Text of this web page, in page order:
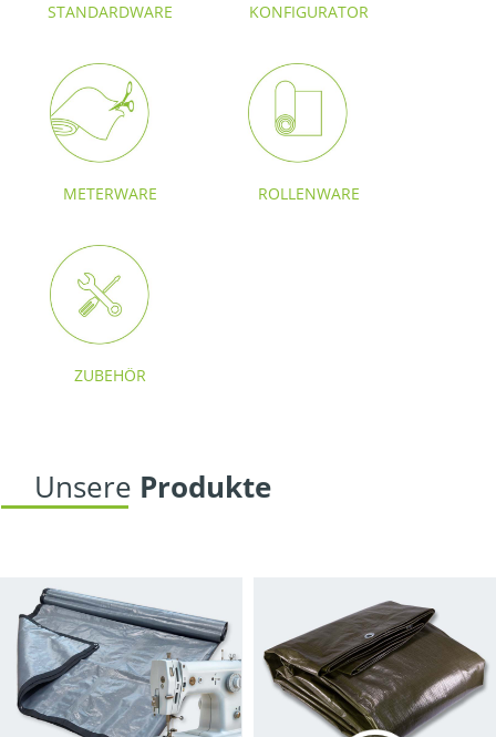
KONFIGURATOR
METERWARE ROLLENWARE
ZUBEHÖR
STANDARDWARE
Unsere Produkte